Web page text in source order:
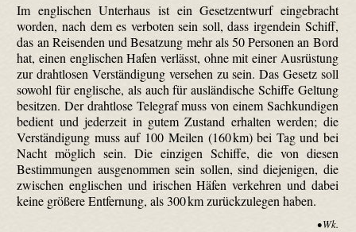
Im englischen Unterhaus ist ein Gesetzentwurf eingebracht
worden, nach dem es verboten sein soll, dass irgendein Schiff,
das an Reisenden und Besatzung mehr als 50 Personen an Bord
hat, einen englischen Hafen verlässt, ohne mit einer Ausrüstung
zur drahtlosen Verständigung versehen zu sein. Das Gesetz soll
sowohl für englische, als auch für ausländische Schiffe Geltung
besitzen. Der drahtlose Telegraf muss von einem Sachkundigen
bedient und jederzeit in gutem Zustand erhalten werden; die
Verständigung muss auf 100 Meilen (160 km) bei Tag und bei
Nacht möglich sein. Die einzigen Schiffe, die von diesen
Bestimmungen ausgenommen sein sollen, sind diejenigen, die
zwischen englischen und irischen Häfen verkehren und dabei
keine größere Entfernung, als 300 km zurückzulegen haben.
• Wk.